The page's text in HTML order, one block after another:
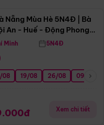
09 20/09 27/09
Nẵng Mùa Hè 5N4Đ | Bà
An - Huế - Động Phong
Minh 5N4Đ
08 19/08 26/08 09/09
Xem chi tiết